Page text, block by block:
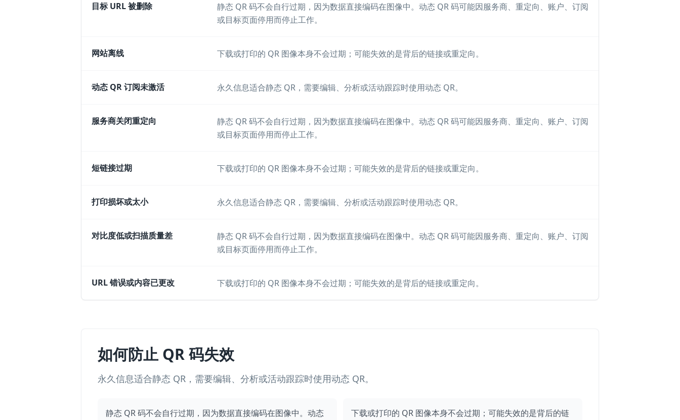
目标 URL 被删除
静态 QR 码不会自行过期，因为数据直接编码在图像中。动态 QR 码可能因服务商、重定向、账户、订阅
或目标页面停用而停止工作。
网站离线 下载或打印的 QR 图像本身不会过期；可能失效的是背后的链接或重定向。
动态 QR 订阅未激活 永久信息适合静态 QR，需要编辑、分析或活动跟踪时使用动态 QR。
服务商关闭重定向
静态 QR 码不会自行过期，因为数据直接编码在图像中。动态 QR 码可能因服务商、重定向、账户、订阅
或目标页面停用而停止工作。
短链接过期 下载或打印的 QR 图像本身不会过期；可能失效的是背后的链接或重定向。
打印损坏或太小 永久信息适合静态 QR，需要编辑、分析或活动跟踪时使用动态 QR。
对比度低或扫描质量差
静态 QR 码不会自行过期，因为数据直接编码在图像中。动态 QR 码可能因服务商、重定向、账户、订阅
或目标页面停用而停止工作。
URL 错误或内容已更改 下载或打印的 QR 图像本身不会过期；可能失效的是背后的链接或重定向。
如何防止 QR 码失效
永久信息适合静态 QR，需要编辑、分析或活动跟踪时使用动态 QR。
静态 QR 码不会自行过期，因为数据直接编码在图像中。动态
下载或打印的 QR 图像本身不会过期；可能失效的是背后的链